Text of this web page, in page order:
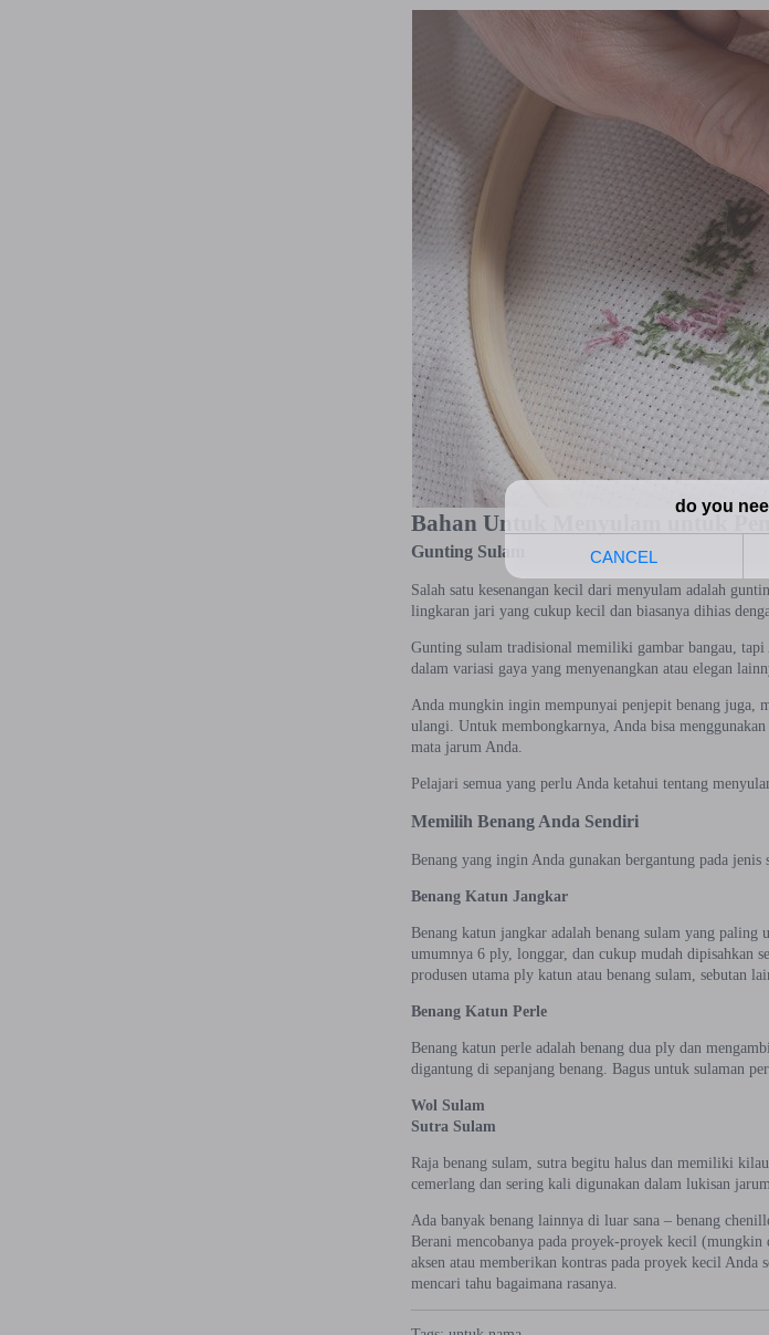
Bahan Untuk Menyulam untuk
Gunting Sulam
Salah satu kesenangan kecil dari menyulam adalah
lingkaran jari yang cukup kecil dan biasanya dihias
Gunting sulam tradisional memiliki gambar bangau,
dalam variasi gaya yang menyenangkan atau elegan
Anda mungkin ingin mempunyai penjepit benang juga,
ulangi. Untuk membongkarnya, Anda bisa
mata jarum Anda.
Pelajari semua yang perlu Anda ketahui tentang
Memilih Benang Anda Sendiri
Benang yang ingin Anda gunakan bergantung pada
Benang Katun Jangkar
Benang katun jangkar adalah benang sulam yang
umumnya 6 ply, longgar, dan cukup mudah dipisahkan
produsen utama ply katun atau benang sulam, sebutan
Benang Katun Perle
Benang katun perle adalah benang dua ply dan
digantung di sepanjang benang. Bagus untuk sulaman
Wol Sulam
Sutra Sulam
Raja benang sulam, sutra begitu halus dan memiliki
cemerlang dan sering kali digunakan dalam lukisan
Ada banyak benang lainnya di luar sana – benang
Berani mencobanya pada proyek-proyek kecil
aksen atau memberikan kontras pada proyek kecil
mencari tahu bagaimana rasanya.